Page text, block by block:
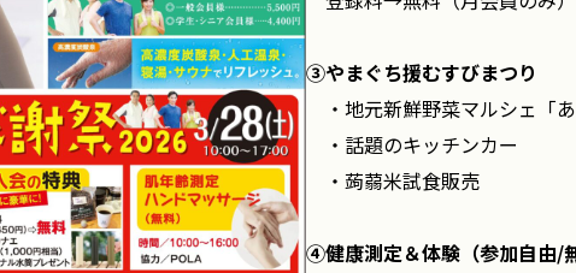
③やまぐち援むすびまつり
・地元新鮮野菜マルシェ「あ
・話題のキッチンカー
・蒟蒻米試食販売
④健康測定＆体験（参加自由/無